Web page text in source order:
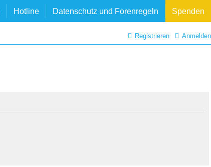
Hotline Datenschutz und Forenregeln Spenden
Anmelden
Registrieren